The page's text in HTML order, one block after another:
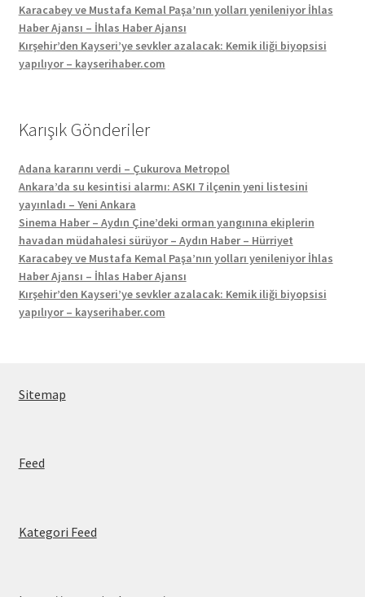
Karacabey ve Mustafa Kemal Paşa’nın yolları yenileniyor İhlas
Haber Ajansı – İhlas Haber Ajansı
Kırşehir’den Kayseri’ye sevkler azalacak: Kemik iliği biyopsisi
yapılıyor – kayserihaber.com
Karışık Gönderiler
Adana kararını verdi – Çukurova Metropol
Ankara’da su kesintisi alarmı: ASKI 7 ilçenin yeni listesini
yayınladı – Yeni Ankara
Sinema Haber – Aydın Çine’deki orman yangınına ekiplerin
havadan müdahalesi sürüyor – Aydın Haber – Hürriyet
Karacabey ve Mustafa Kemal Paşa’nın yolları yenileniyor İhlas
Haber Ajansı – İhlas Haber Ajansı
Kırşehir’den Kayseri’ye sevkler azalacak: Kemik iliği biyopsisi
yapılıyor – kayserihaber.com
Sitemap
Feed
Kategori Feed